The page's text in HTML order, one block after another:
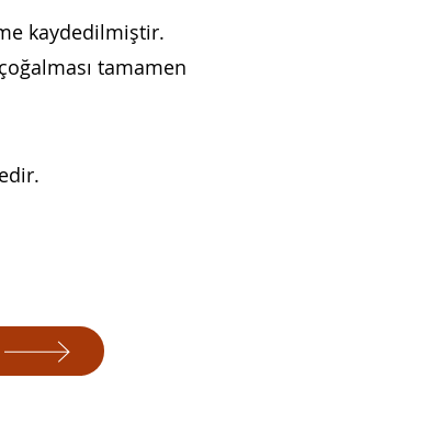
kaydedilmiştir.
tamamen